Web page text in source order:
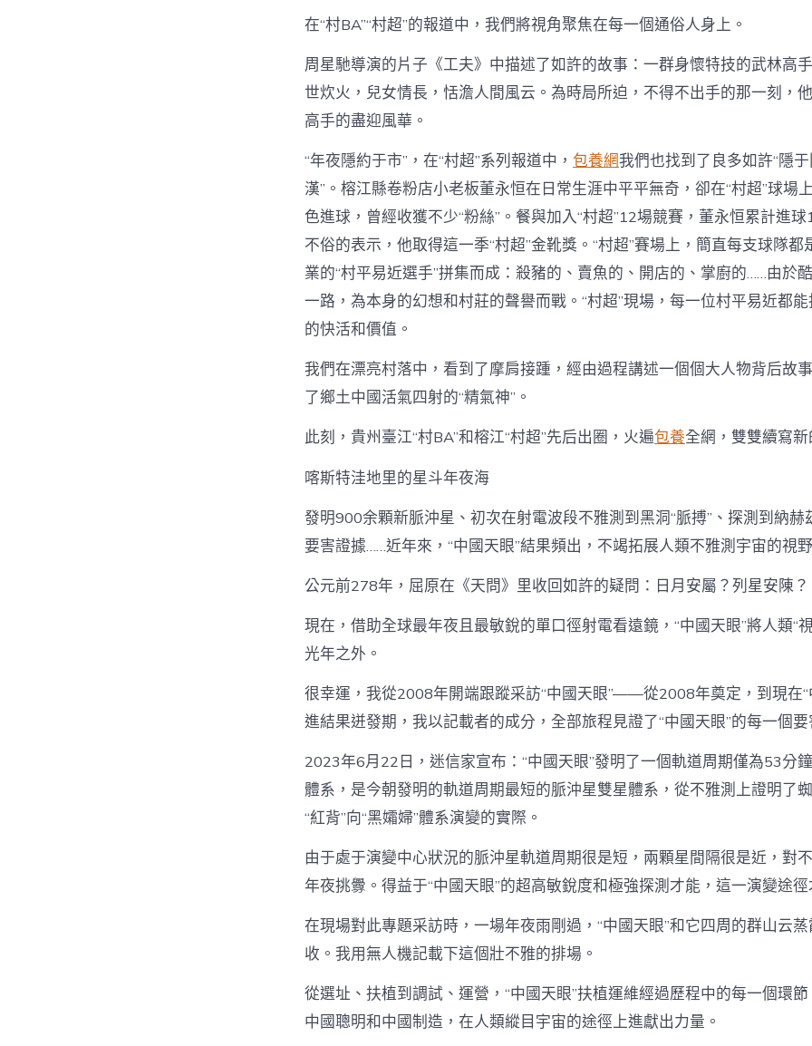
在“村BA”“村超”的報道中，我們將視角聚焦在每一個通俗人身上。
周星馳導演的片子《工夫》中描述了如許的故事：一群身懷特技的武林高
世炊火，兒女情長，恬澹人間風云。為時局所迫，不得不出手的那一刻，
高手的盡迎風華。
“年夜隱約于市”，在“村超”系列報道中， 包養網我們也找到了良多如許“隱
漢”。榕江縣卷粉店小老板董永恒在日常生涯中平平無奇，卻在“村超”球場
色進球，曾經收獲不少“粉絲”。餐與加入“村超”12場競賽，董永恒累計進
不俗的表示，他取得這一季“村超”金靴獎。“村超”賽場上，簡直每支球隊
業的“村平易近選手”拼集而成：殺豬的、賣魚的、開店的、掌廚的……由於
一路，為本身的幻想和村莊的聲譽而戰。“村超”現場，每一位村平易近都
的快活和價值。
我們在漂亮村落中，看到了摩肩接踵，經由過程講述一個個大人物背后故
了鄉土中國活氣四射的“精氣神”。
此刻，貴州臺江“村BA”和榕江“村超”先后出圈，火遍包養全網，雙雙續寫
喀斯特洼地里的星斗年夜海
發明900余顆新脈沖星、初次在射電波段不雅測到黑洞“脈搏”、探測到納赫
要害證據……近年來，“中國天眼”結果頻出，不竭拓展人類不雅測宇宙的視
公元前278年，屈原在《天問》里收回如許的疑問：日月安屬？列星安陳？
現在，借助全球最年夜且最敏銳的單口徑射電看遠鏡，“中國天眼”將人類“
光年之外。
很幸運，我從2008年開端跟蹤采訪“中國天眼”——從2008年奠定，到現在“
進結果迸發期，我以記載者的成分，全部旅程見證了“中國天眼”的每一個
2023年6月22日，迷信家宣布：“中國天眼”發明了一個軌道周期僅為53分
體系，是今朝發明的軌道周期最短的脈沖星雙星體系，從不雅測上證明了
“紅背”向“黑孀婦”體系演變的實際。
由于處于演變中心狀況的脈沖星軌道周期很是短，兩顆星間隔很是近，對
年夜挑釁。得益于“中國天眼”的超高敏銳度和極強探測才能，這一演變途
在現場對此專題采訪時，一場年夜雨剛過，“中國天眼”和它四周的群山云
收。我用無人機記載下這個壯不雅的排場。
從選址、扶植到調試、運營，“中國天眼”扶植運維經過歷程中的每一個環
中國聰明和中國制造，在人類縱目宇宙的途徑上進獻出力量。